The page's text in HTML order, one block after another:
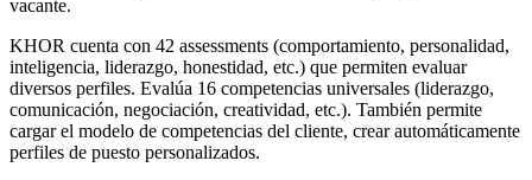
vacante.
KHOR cuenta con 42 assessments (comportamiento, personalidad,
inteligencia, liderazgo, honestidad, etc.) que permiten evaluar
diversos perfiles. Evalúa 16 competencias universales (liderazgo,
comunicación, negociación, creatividad, etc.). También permite
cargar el modelo de competencias del cliente, crear automáticamente
perfiles de puesto personalizados.